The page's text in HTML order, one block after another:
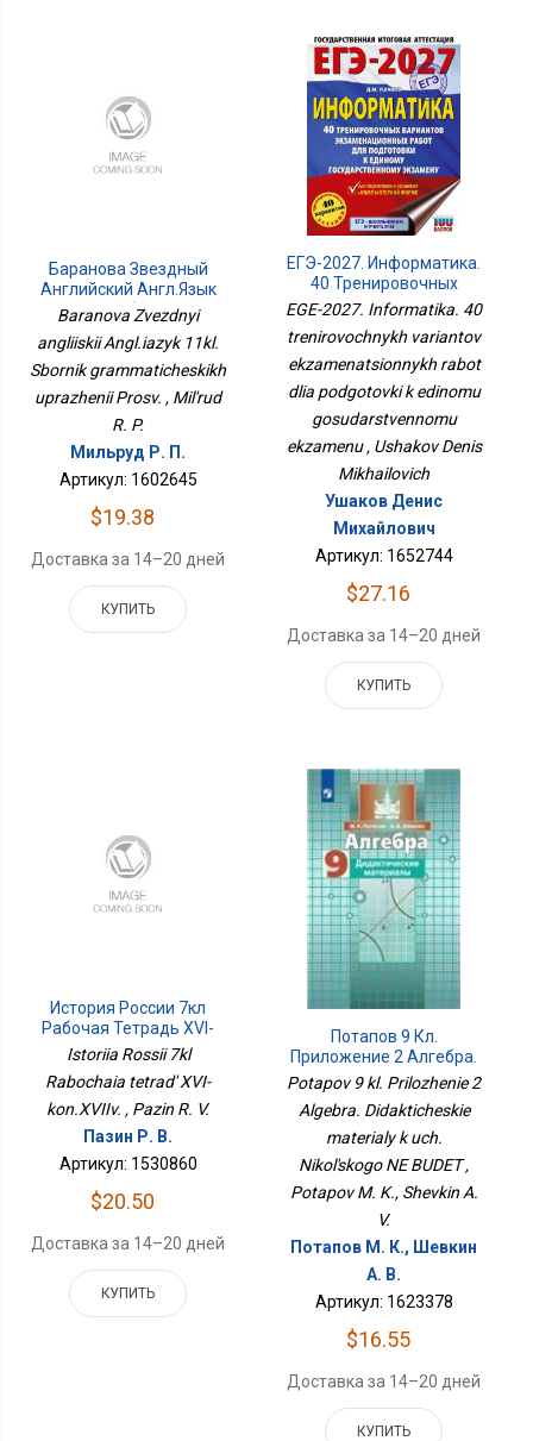
Баранова Звездный
Английский Англ.язык
11кл. Сборник
Грамматических
Упражений Просв.
Baranova Zvezdnyi
angliiskii Angl.iazyk 11kl.
Sbornik grammaticheskikh
uprazhenii Prosv. , Mil'rud
R. P.
Мильруд Р. П.
Артикул: 1602645
$19.38
Доставка за 14–20 дней
КУПИТЬ
ЕГЭ-2027. Информатика.
40 Тренировочных
Вариантов
Работ Для Подготовки К
Единому
Государственному
Экзамену
EGE-2027. Informatika. 40
trenirovochnykh variantov
ekzamenatsionnykh rabot
dlia podgotovki k edinomu
gosudarstvennomu
ekzamenu , Ushakov Denis
Mikhailovich
Ушаков Денис
Михайлович
Артикул: 1652744
$27.16
Доставка за 14–20 дней
КУПИТЬ
История России 7кл
Рабочая Тетрадь XVI-
Кон.XVIIв.
Istoriia Rossii 7kl
Rabochaia tetrad' XVI-
kon.XVIIv. , Pazin R. V.
Пазин Р. В.
Артикул: 1530860
$20.50
Доставка за 14–20 дней
КУПИТЬ
Потапов 9 Кл.
Приложение 2 Алгебра.
Дидактические
Материалы К Уч.
Никольского НЕ БУДЕТ
Potapov 9 kl. Prilozhenie 2
Algebra. Didakticheskie
materialy k uch.
Nikol'skogo NE BUDET ,
Potapov M. K., Shevkin A.
V.
Потапов М. К., Шевкин
А. В.
Артикул: 1623378
$16.55
Доставка за 14–20 дней
КУПИТЬ